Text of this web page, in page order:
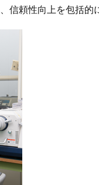
信頼性向上を包括的